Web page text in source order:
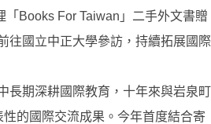
「Books For Taiwan」二手外文書贈
往國立中正大學參訪，持續拓展國際
長期深耕國際教育，十年來與岩泉町
的國際交流成果。今年首度結合寄